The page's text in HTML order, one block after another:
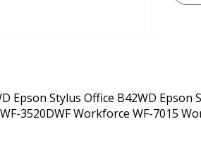
Epson Stylus Office B42WD Epson
3520DWF Workforce WF-7015